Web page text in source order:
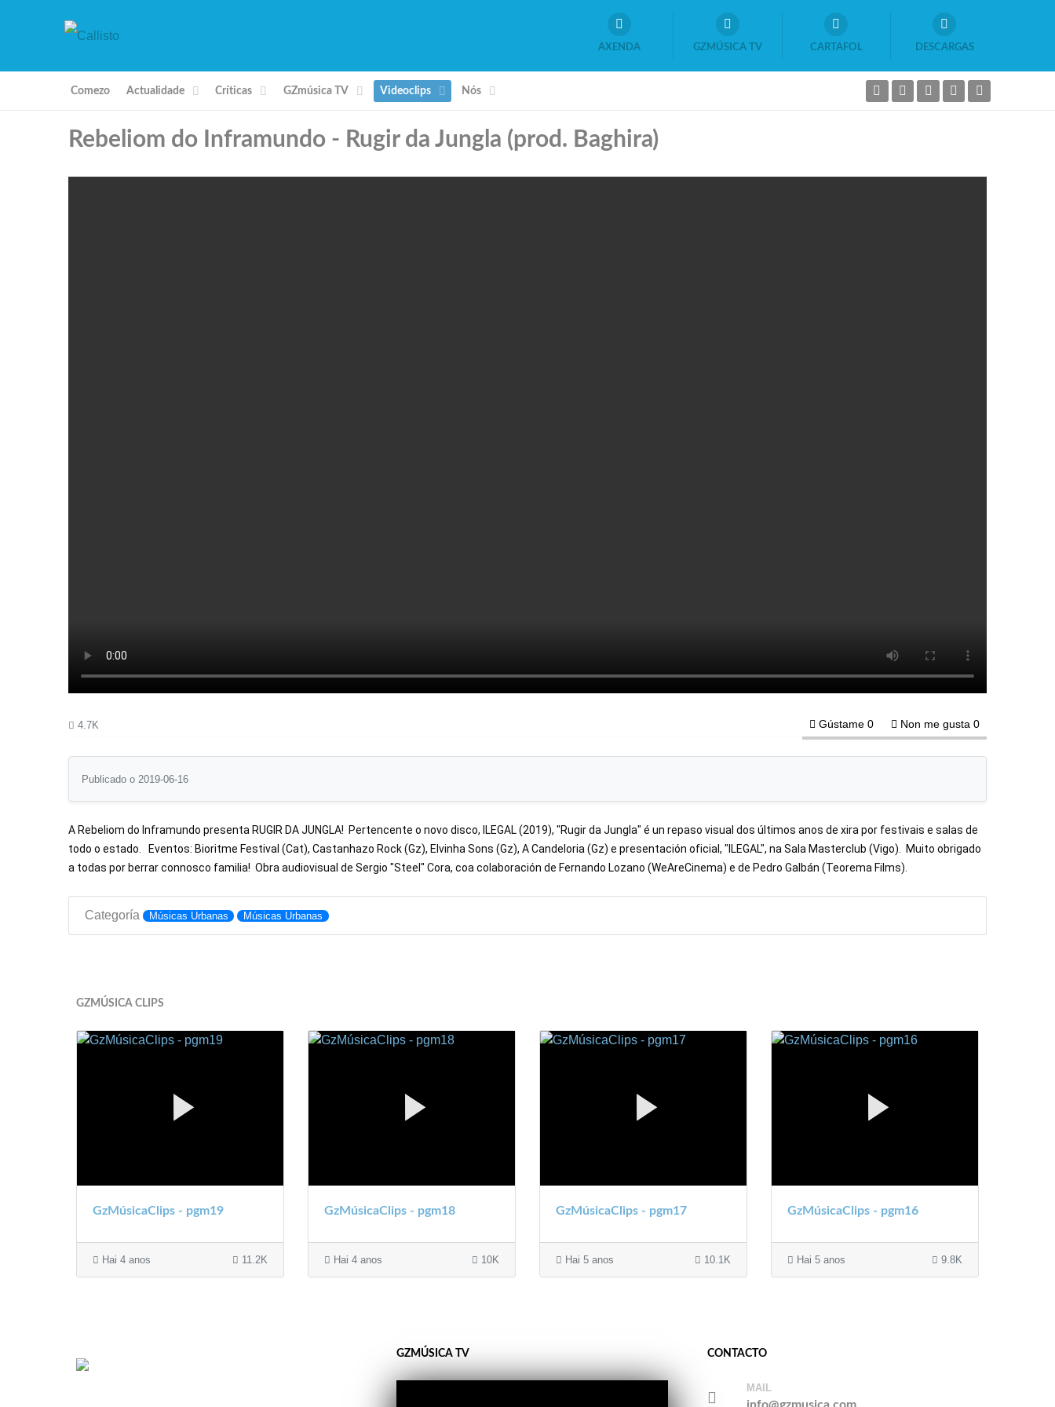
AXENDA GZMÚSICA TV CARTAFOL DESCARGAS
Comezo Actualidade Críticas GZmúsica TV Videoclips Nós
Rebeliom do Inframundo - Rugir da Jungla (prod. Baghira)
4.7K Gústame 0 Non me gusta 0
Publicado o 2019-06-16
A Rebeliom do Inframundo presenta RUGIR DA JUNGLA!  Pertencente o novo disco, ILEGAL (2019), "Rugir da Jungla" é un repaso visual dos últimos anos de xira por festivais e salas de
todo o estado.   Eventos: Bioritme Festival (Cat), Castanhazo Rock (Gz), Elvinha Sons (Gz), A Candeloria (Gz) e presentación oficial, "ILEGAL", na Sala Masterclub (Vigo).  Muito obrigado
a todas por berrar connosco familia!  Obra audiovisual de Sergio "Steel" Cora, coa colaboración de Fernando Lozano (WeAreCinema) e de Pedro Galbán (Teorema Films).
Categoría Músicas Urbanas Músicas Urbanas
GZMÚSICA CLIPS
GzMúsicaClips - pgm19
Hai 4 anos 11.2K
GzMúsicaClips - pgm18
Hai 4 anos 10K
GzMúsicaClips - pgm17
Hai 5 anos 10.1K
GzMúsicaClips - pgm16
Hai 5 anos 9.8K
GZMÚSICA TV CONTACTO
MAIL